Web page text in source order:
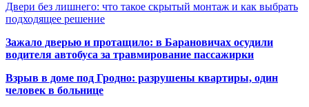
Двери без лишнего: что такое скрытый монтаж и как выбрать
подходящее решение
Зажало дверью и протащило: в Барановичах осудили
водителя автобуса за травмирование пассажирки
Взрыв в доме под Гродно: разрушены квартиры, один
человек в больнице